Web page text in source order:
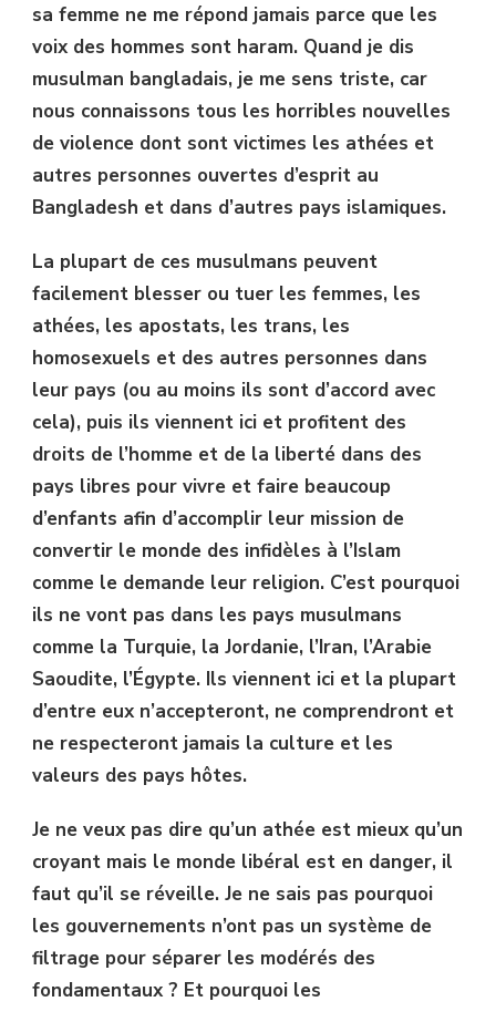
sa femme ne me répond jamais parce que les
voix des hommes sont haram. Quand je dis
musulman bangladais, je me sens triste, car
nous connaissons tous les horribles nouvelles
de violence dont sont victimes les athées et
autres personnes ouvertes d’esprit au
Bangladesh et dans d’autres pays islamiques.
La plupart de ces musulmans peuvent
facilement blesser ou tuer les femmes, les
athées, les apostats, les trans, les
homosexuels et des autres personnes dans
leur pays (ou au moins ils sont d’accord avec
cela), puis ils viennent ici et profitent des
droits de l’homme et de la liberté dans des
pays libres pour vivre et faire beaucoup
d’enfants afin d’accomplir leur mission de
convertir le monde des infidèles à l’Islam
comme le demande leur religion. C’est pourquoi
ils ne vont pas dans les pays musulmans
comme la Turquie, la Jordanie, l’Iran, l’Arabie
Saoudite, l’Égypte. Ils viennent ici et la plupart
d’entre eux n’accepteront, ne comprendront et
ne respecteront jamais la culture et les
valeurs des pays hôtes.
Je ne veux pas dire qu’un athée est mieux qu’un
croyant mais le monde libéral est en danger, il
faut qu’il se réveille. Je ne sais pas pourquoi
les gouvernements n’ont pas un système de
filtrage pour séparer les modérés des
fondamentaux ? Et pourquoi les